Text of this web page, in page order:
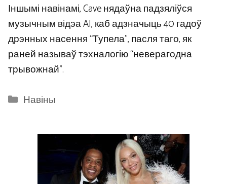
Іншымі навінамі, Cave нядаўна падзяліўся
музычным відэа AI, каб адзначыць 40 гадоў
дрэнных насення “Тупела”, пасля таго, як
раней называў тэхналогію “неверагодна
трывожнай”.
Categories
Навіны